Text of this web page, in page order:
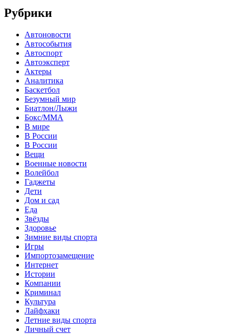
Рубрики
Автоновости
Автособытия
Автоспорт
Автоэксперт
Актеры
Аналитика
Баскетбол
Безумный мир
Биатлон/Лыжи
Бокс/MMA
В мире
В России
В России
Вещи
Военные новости
Волейбол
Гаджеты
Дети
Дом и сад
Еда
Звёзды
Здоровье
Зимние виды спорта
Игры
Импортозамещение
Интернет
Истории
Компании
Криминал
Культура
Лайфхаки
Летние виды спорта
Личный счет